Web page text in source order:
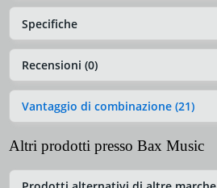
Specifiche
Recensioni (0)
Vantaggio di combinazione (21)
Altri prodotti presso Bax Music